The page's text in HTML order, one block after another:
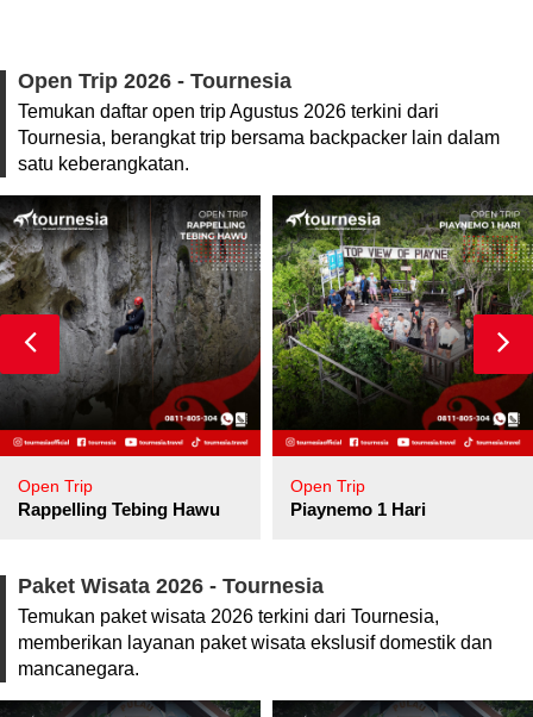
Open Trip 2026 - Tournesia
Temukan daftar open trip Agustus 2026 terkini dari
Tournesia, berangkat trip bersama backpacker lain dalam
satu keberangkatan.
Open Trip
Rappelling Tebing Hawu
Open Trip
Piaynemo 1 Hari
Paket Wisata 2026 - Tournesia
Temukan paket wisata 2026 terkini dari Tournesia,
memberikan layanan paket wisata ekslusif domestik dan
mancanegara.